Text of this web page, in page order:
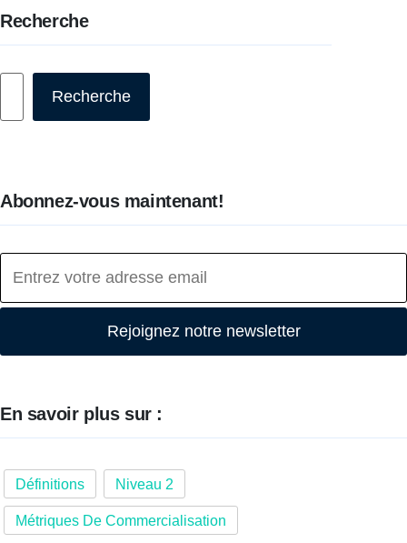
Recherche
Recherche
Abonnez-vous maintenant!
Rejoignez notre newsletter
En savoir plus sur :
Définitions Niveau 2
Métriques De Commercialisation